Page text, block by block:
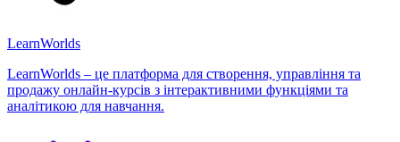
LearnWorlds
LearnWorlds – це платформа для створення, управління та
продажу онлайн-курсів з інтерактивними функціями та
аналітикою для навчання.